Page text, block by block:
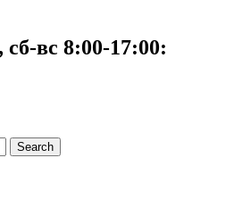
вс 8:00-17:00: